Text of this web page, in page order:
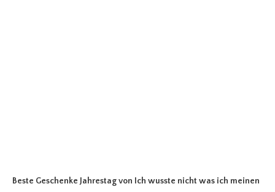
Beste Geschenke Jahrestagvon Ich wusste nicht was ich meinen